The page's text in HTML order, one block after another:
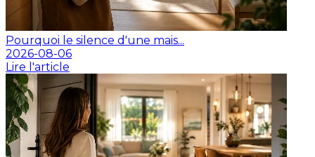
Pourquoi le silence d'une mais...
2026-08-06
Lire l'article